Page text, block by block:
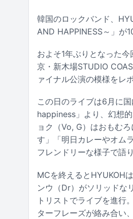
韓国のロックバンド、
AND HAPPINESS～」が
およそ1年ぶりとなった
京・新木場STUDIO
ァイナル公演の模様をレ
この日のライブは6月に
happiness」より、幻想
ョク（Vo, G）はおもむ
す」「明日カレーやオム
フレンドリーな様子で語
MCを終えるとHYUKOH
ンウ（Dr）がソリッドな
トリストでライブを進行
ターフレーズが絡み合い